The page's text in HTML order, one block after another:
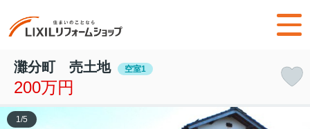
灘分町 売土地 空室1
200万円
1 /5